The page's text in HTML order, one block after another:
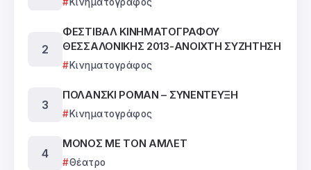
Κινηματογράφος
ΦΕΣΤΙΒΑΛ ΚΙΝΗΜΑΤΟΓΡΑΦΟΥ
ΘΕΣΣΑΛΟΝΙΚΗΣ 2013-ΑΝΟΙΧΤΗ ΣΥΖΗΤΗΣΗ
Κινηματογράφος
ΠΟΛΑΝΣΚΙ ΡΟΜΑΝ – ΣΥΝΕΝΤΕΥΞΗ
Κινηματογράφος
ΜΟΝΟΣ ΜΕ ΤΟΝ ΑΜΛΕΤ
Θέατρο